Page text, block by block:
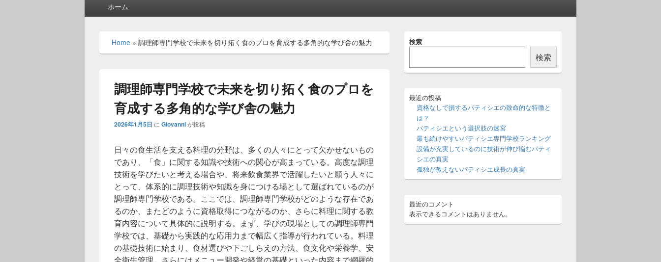
ホーム
Home » 調理師専門学校で未来を切り拓く食のプロを育成する多角的な学び舎の魅力
調理師専門学校で未来を切り拓く食のプロを
育成する多角的な学び舎の魅力
2026年1月5日 に Giovanniが投稿
日々の食生活を支える料理の分野は、多くの人々にとって欠かせないもの
であり、「食」に関する知識や技術への関心が高まっている。 高度な調理
技術を学びたいと考える場合や、将来飲食業界で活躍したいと願う人々に
とって、体系的に調理技術や知識を身につける場として選ばれているのが
調理師専門学校である。ここでは、調理師専門学校がどのような存在であ
るのか、またどのように資格取得につながるのか、さらに料理に関する教
育内容について具体的に説明する。まず、学びの現場としての調理師専門
学校では、基礎から実践的な応用力まで幅広く指導が行われている。料理
の基礎技術に始まり、食材選びや下ごしらえの方法、食文化や栄養学、安
イ
イ
ー
ア
検索
検索
最近の投稿
資格なしで損するパティシエの致命的な特徴と
は？
パティシエという選択肢の迷宮
最も続けやすいパティシエ専門学校ランキング
設備が充実しているのに技術が伸び悩むパティ
シエの真実
孤独が教えないパティシエ成長の真実
最近のコメント
表示できるコメントはありません。